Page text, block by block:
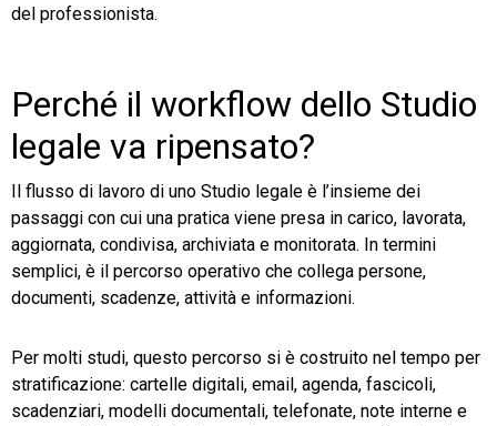
del professionista.
Perché il workflow dello Studio
legale va ripensato?
Il flusso di lavoro di uno Studio legale è l’insieme dei
passaggi con cui una pratica viene presa in carico, lavorata,
aggiornata, condivisa, archiviata e monitorata. In termini
semplici, è il percorso operativo che collega persone,
documenti, scadenze, attività e informazioni.
Per molti studi, questo percorso si è costruito nel tempo per
stratificazione: cartelle digitali, email, agenda, fascicoli,
scadenziari, modelli documentali, telefonate, note interne e